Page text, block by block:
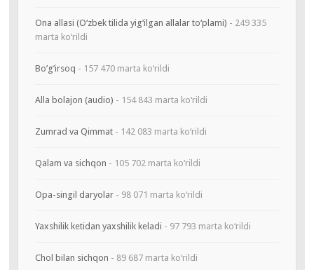
Ona allasi (O‘zbek tilida yig‘ilgan allalar to‘plami) - 249 335
marta ko‘rildi
Bo’g’irsoq - 157 470 marta ko‘rildi
Alla bolajon (audio) - 154 843 marta ko‘rildi
Zumrad va Qimmat- 142 083 marta ko‘rildi
Qalam va sichqon - 105 702 marta ko‘rildi
Opa-singil daryolar- 98 071 marta ko‘rildi
Yaxshilik ketidan yaxshilik keladi - 97 793 marta ko‘rildi
Chol bilan sichqon - 89 687 marta ko‘rildi